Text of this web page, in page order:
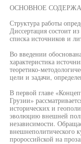
ОСНОВНОЕ
Структура работы
Диссертация состоит
списка источников и
Во введении
характеристика
теоретико-
цели и задачи,
В первой главе
Грузии»
исторических и
эволюцию внешней
независимости.
внешнеполитического
пророссийской на